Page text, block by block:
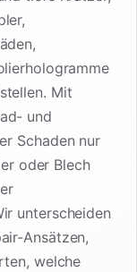
Mit
und
Schaden nur
oder Blech
unterscheiden
Ansätzen,
welche